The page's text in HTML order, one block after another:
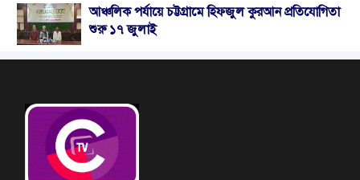
আঞ্চলিক পর্যায়ে চট্টগ্রামে হিফজুল কুরআন প্রতিযোগিতা
শুরু ১৭ জুলাই